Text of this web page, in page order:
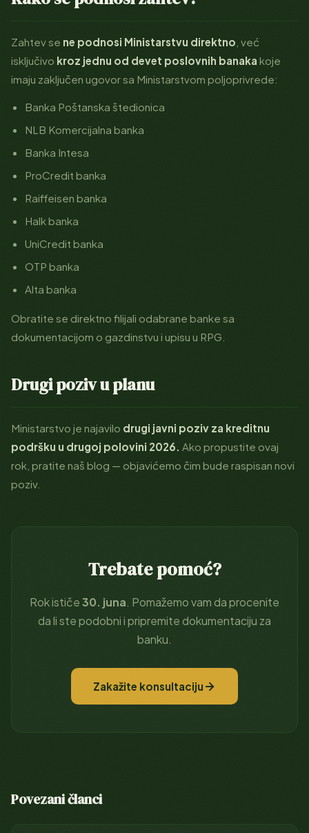
Zahtev se ne podnosi Ministarstvu direktno , već
isključivo kroz jednu od devet poslovnih banaka koje
imaju zaključen ugovor sa Ministarstvom poljoprivrede:
Banka Poštanska štedionica
NLB Komercijalna banka
Banka Intesa
ProCredit banka
Raiffeisen banka
Halk banka
UniCredit banka
OTP banka
Alta banka
Obratite se direktno filijali odabrane banke sa
dokumentacijom o gazdinstvu i upisu u RPG.
Drugi poziv u planu
Ministarstvo je najavilo drugi javni poziv za kreditnu
podršku u drugoj polovini 2026. Ako propustite ovaj
rok, pratite naš blog — objavićemo čim bude raspisan novi
poziv.
Trebate pomoć?
Rok ističe30. juna. Pomažemo vam da procenite
da li ste podobni i pripremite dokumentaciju za
banku.
Zakažite konsultaciju
Povezani članci